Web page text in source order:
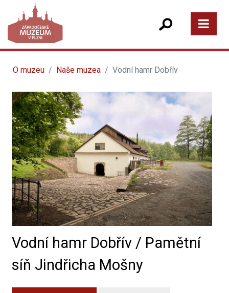
O muzeu Naše muzea Vodní hamr Dobřív
Vodní hamr Dobřív / Pamětní
síň Jindřicha Mošny